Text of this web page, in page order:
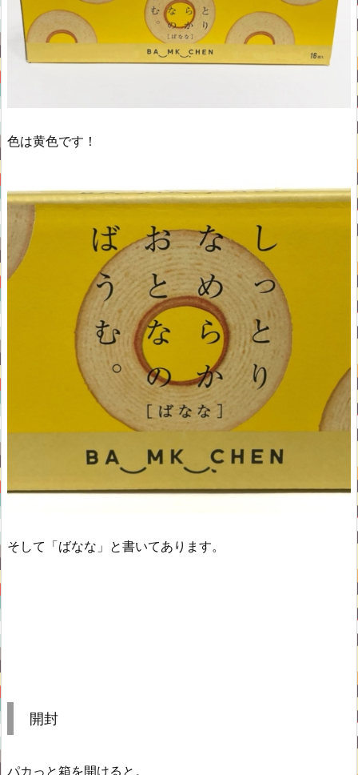
色は黄色です！
そして「ばなな」と書いてあります。
開封
パカっと箱を開けると。